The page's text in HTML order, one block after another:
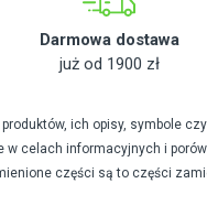
Darmowa dostawa
już od 1900 zł
ich opisy, symbole
w celach informacyjnych i
części są to części